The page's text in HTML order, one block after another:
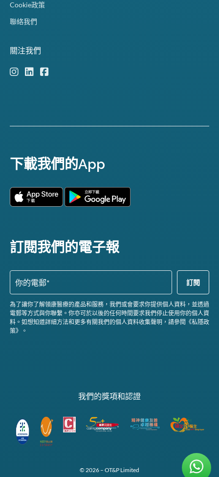
Cookie政策
聯絡我們
關注我們
下載我們的App
訂閱我們的電子報
為了讓你了解領康醫療的產品和服務，我們或會要求你提供個人資料，並透過
電郵等方式與你聯繫。你亦可於以後的任何時間要求我們停止使用你的個人資
料。如想知道詳細方法和更多有關我們的個人資料收集聲明，請參閱《私隱政
策》。
我們的獎項和認證
© 2026 – OT&P Limited